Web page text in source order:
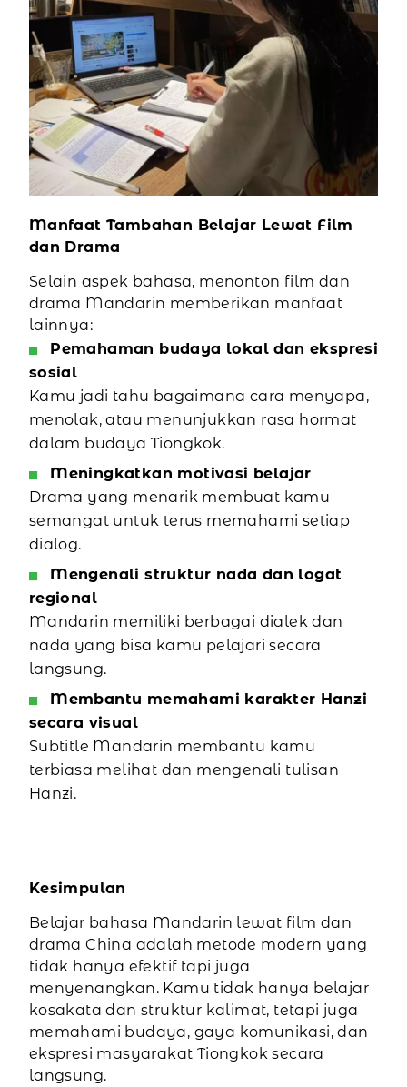
Manfaat Tambahan Belajar Lewat Film
dan Drama
Selain aspek bahasa, menonton film dan
drama Mandarin memberikan manfaat
lainnya:
Pemahaman budaya lokal dan ekspresi
sosial
Kamu jadi tahu bagaimana cara menyapa,
menolak, atau menunjukkan rasa hormat
dalam budaya Tiongkok.
Meningkatkan motivasi belajar
Drama yang menarik membuat kamu
semangat untuk terus memahami setiap
dialog.
Mengenali struktur nada dan logat
regional
Mandarin memiliki berbagai dialek dan
nada yang bisa kamu pelajari secara
langsung.
Membantu memahami karakter Hanzi
secara visual
Subtitle Mandarin membantu kamu
terbiasa melihat dan mengenali tulisan
Hanzi.
Kesimpulan
Belajar bahasa Mandarin lewat film dan
drama China adalah metode modern yang
tidak hanya efektif tapi juga
menyenangkan. Kamu tidak hanya belajar
kosakata dan struktur kalimat, tetapi juga
memahami budaya, gaya komunikasi, dan
ekspresi masyarakat Tiongkok secara
langsung.